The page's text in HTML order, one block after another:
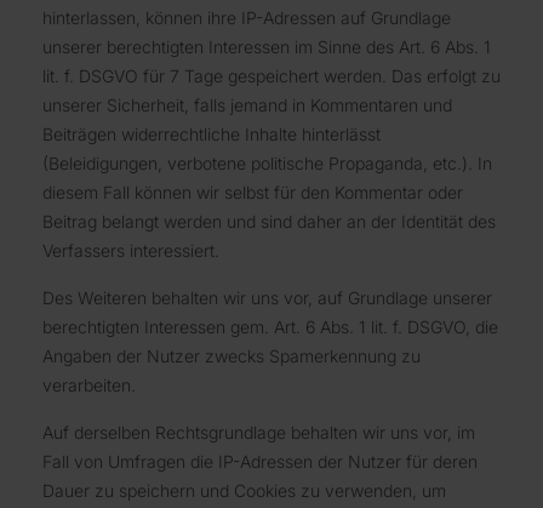
hinterlassen, können ihre IP-Adressen auf Grundlage
unserer berechtigten Interessen im Sinne des Art. 6 Abs. 1
lit. f. DSGVO für 7 Tage gespeichert werden. Das erfolgt zu
unserer Sicherheit, falls jemand in Kommentaren und
Beiträgen widerrechtliche Inhalte hinterlässt
(Beleidigungen, verbotene politische Propaganda, etc.). In
diesem Fall können wir selbst für den Kommentar oder
Beitrag belangt werden und sind daher an der Identität des
Verfassers interessiert.
Des Weiteren behalten wir uns vor, auf Grundlage unserer
berechtigten Interessen gem. Art. 6 Abs. 1 lit. f. DSGVO, die
Angaben der Nutzer zwecks Spamerkennung zu
verarbeiten.
Auf derselben Rechtsgrundlage behalten wir uns vor, im
Fall von Umfragen die IP-Adressen der Nutzer für deren
Dauer zu speichern und Cookies zu verwenden, um